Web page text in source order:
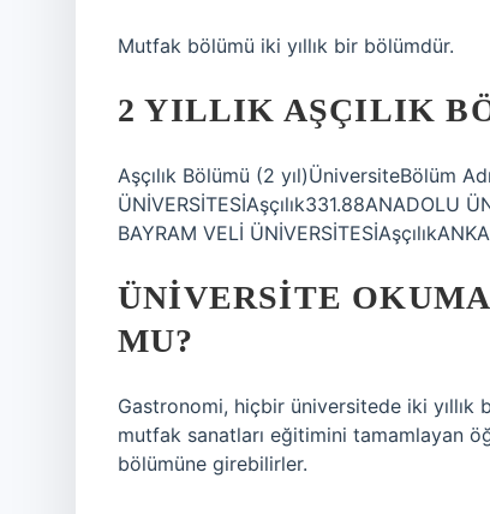
Mutfak bölümü iki yıllık bir bölümdür.
2 YILLIK AŞÇILIK
Aşçılık Bölümü (2 yıl)ÜniversiteBölüm
ÜNİVERSİTESİAşçılık331.88ANADOLU
BAYRAM VELİ
ÜNIVERSITE
MU?
Gastronomi, hiçbir üniversitede iki yıllık
mutfak sanatları eğitimini tamamlayan
bölümüne girebilirler.